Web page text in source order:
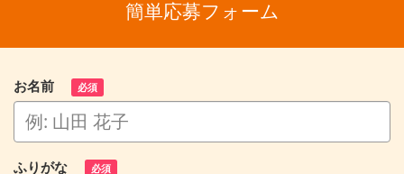
簡単応募フォーム
お名前 必須
ふりがな 必須